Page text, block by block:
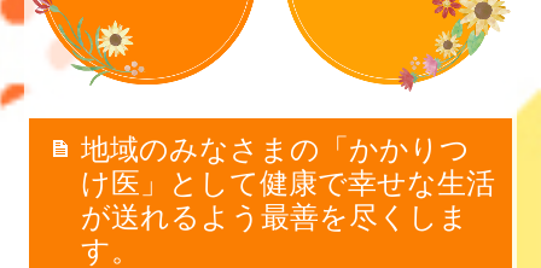
地域のみなさまの「かかりつ
け医」として健康で幸せな生活
が送れるよう最善を尽くしま
す。